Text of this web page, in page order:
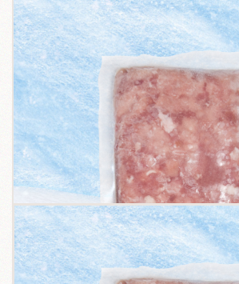
商品瀏覽
線上訂購
帳號專區
關於我們
毛孩健康之道